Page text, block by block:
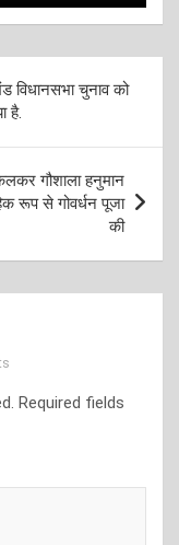
विधानसभा चुनाव को
है.
गौशाला हनुमान
रूप से गोवर्धन पूजा
की
Required fields